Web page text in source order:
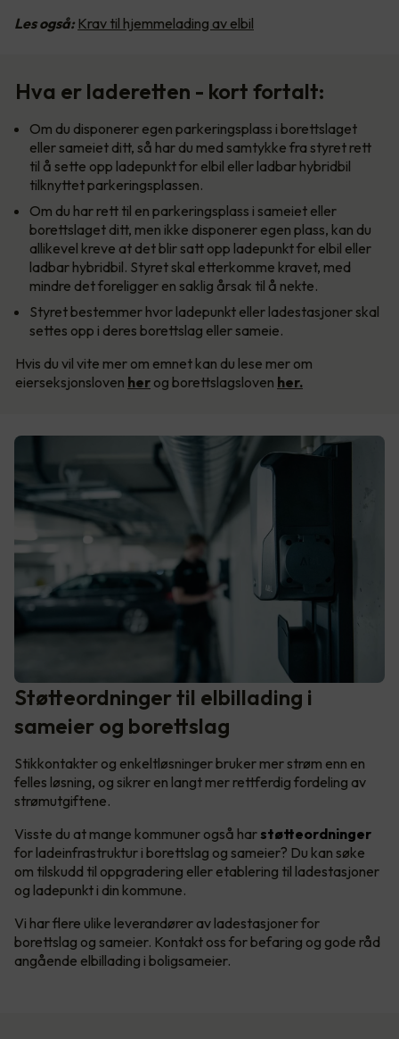
Les også: Krav til hjemmelading av elbil
Hva er laderetten - kort fortalt:
Om du disponerer egen parkeringsplass i borettslaget
eller sameiet ditt, så har du med samtykke fra styret rett
til å sette opp ladepunkt for elbil eller ladbar hybridbil
tilknyttet parkeringsplassen.
Om du har rett til en parkeringsplass i sameiet eller
borettslaget ditt, men ikke disponerer egen plass, kan du
allikevel kreve at det blir satt opp ladepunkt for elbil eller
ladbar hybridbil. Styret skal etterkomme kravet, med
mindre det foreligger en saklig årsak til å nekte.
Styret bestemmer hvor ladepunkt eller ladestasjoner skal
settes opp i deres borettslag eller sameie.
Hvis du vil vite mer om emnet kan du lese mer om
eierseksjonsloven her og borettslagsloven her.
Støtteordninger til elbillading i
sameier og borettslag
Stikkontakter og enkeltløsninger bruker mer strøm enn en
felles løsning, og sikrer en langt mer rettferdig fordeling av
strømutgiftene.
Visste du at mange kommuner også har støtteordninger
for ladeinfrastruktur i borettslag og sameier? Du kan søke
om tilskudd til oppgradering eller etablering til ladestasjoner
og ladepunkt i din kommune.
Vi har flere ulike leverandører av ladestasjoner for
borettslag og sameier. Kontakt oss for befaring og gode råd
angående elbillading i boligsameier.